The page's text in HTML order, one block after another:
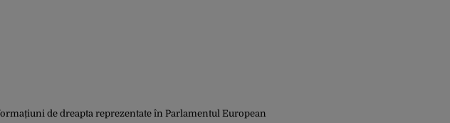
de dreapta reprezentate în Parlamentul European